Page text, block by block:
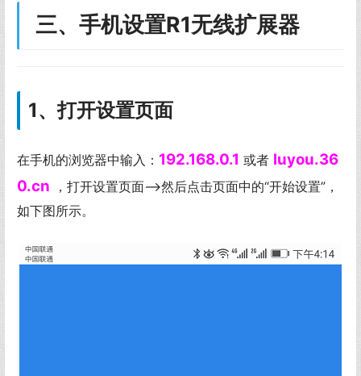
三、手机设置R1无线扩展器
1、打开设置页面
在手机的浏览器中输入： 192.168.0.1 或者 luyou.36
0.cn ，打开设置页面——>然后点击页面中的“开始设置”，
如下图所示。